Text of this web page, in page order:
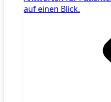
auf einen Blick.